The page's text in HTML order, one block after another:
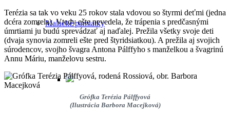
Malacké pamiatky
Terézia sa tak vo veku 25 rokov stala vdovou so štyrmi deťmi (jedna
dcéra zomrela). Vtedy ešte nevedela, že trápenia s predčasnými
úmrtiami ju budú sprevádzať aj naďalej. Prežila všetky svoje deti
(dvaja synovia zomreli ešte pred štyridsiatkou). A prežila aj svojich
súrodencov, svojho švagra Antona Pálffyho s manželkou a švagrinú
Annu Máriu, manželovu sestru.
Grófka Terézia Pálffyová
(Ilustrácia Barbora Macejková)